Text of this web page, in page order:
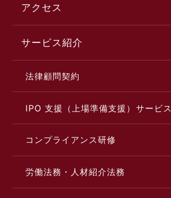
アクセス
サービス紹介
法律顧問契約
IPO 支援（上場準備支援）サービス
コンプライアンス研修
労働法務・人材紹介法務